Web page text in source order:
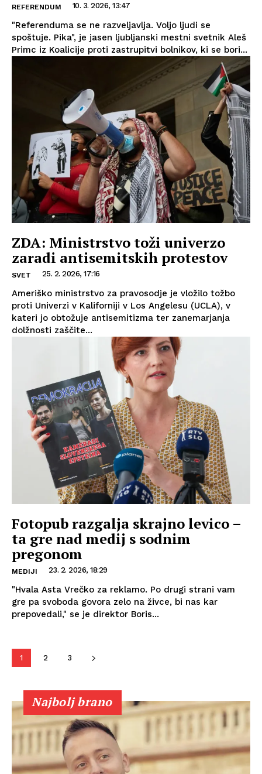
REFERENDUM 10. 3. 2026, 13:47
"Referenduma se ne razveljavlja. Voljo ljudi se
spoštuje. Pika", je jasen ljubljanski mestni svetnik Aleš
Primc iz Koalicije proti zastrupitvi bolnikov, ki se bori...
ZDA: Ministrstvo toži univerzo
zaradi antisemitskih protestov
SVET 25. 2. 2026, 17:16
Ameriško ministrstvo za pravosodje je vložilo tožbo
proti Univerzi v Kaliforniji v Los Angelesu (UCLA), v
kateri jo obtožuje antisemitizma ter zanemarjanja
dolžnosti zaščite...
Fotopub razgalja skrajno levico –
ta gre nad medij s sodnim
pregonom
MEDIJI 23. 2. 2026, 18:29
"Hvala Asta Vrečko za reklamo. Po drugi strani vam
gre pa svoboda govora zelo na živce, bi nas kar
prepovedali," se je direktor Boris...
1 2 3
Najbolj brano